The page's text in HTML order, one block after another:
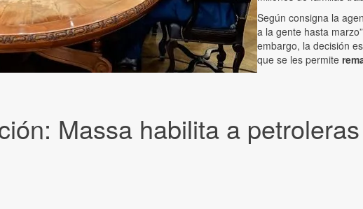
Massa habilita a
Según consigna la
a la gente hasta
embargo, la decisión
que se les permite